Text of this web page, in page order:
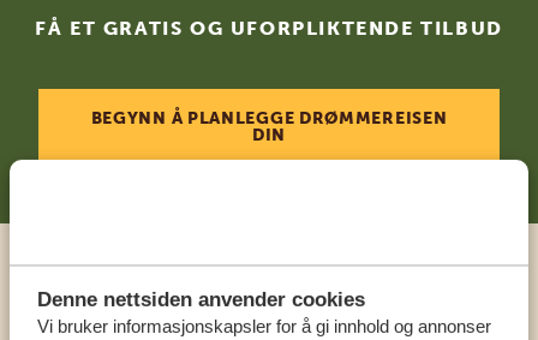
Denne nettsiden anvender cookies
Vi bruker informasjonskapsler for å gi innhold og annonser
FÅ ET GRATIS OG UFORPLIKTENDE TILBUD
BEGYNN Å PLANLEGGE DRØMMEREISEN
DIN
Ring en ekspert